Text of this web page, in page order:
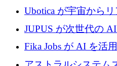
ステムを商業化し、
めに43万ポンドを確保
Ubotica が宇宙から
リジェンスを拡張す
JUPUS が次世代の
化するために 1,300
Fika Jobs が AI を活
めに 400 万ドルを調